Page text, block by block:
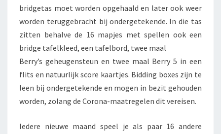
bridgetas moet worden opgehaald en later ook weer
worden teruggebracht bij ondergetekende. In die tas
zitten behalve de 16 mapjes met spellen ook een
bridge tafelkleed, een tafelbord, twee maal
Berry’s geheugensteun en twee maal Berry 5 in een
flits en natuurlijk score kaartjes. Bidding boxes zijn te
leen bij ondergetekende en mogen in bezit gehouden
worden, zolang de Corona-maatregelen dit vereisen.
Iedere nieuwe maand speel je als paar 16 andere